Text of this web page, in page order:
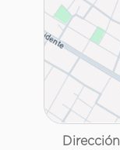
Dirección